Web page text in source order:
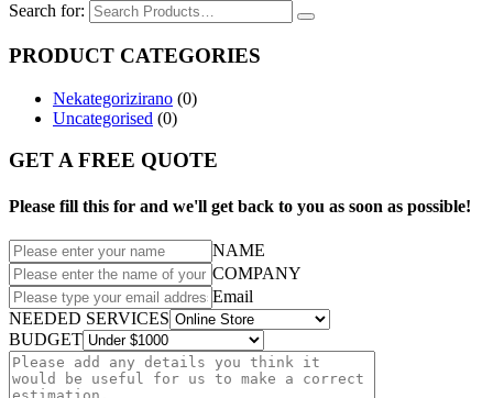
Search for:
PRODUCT CATEGORIES
Nekategorizirano (0)
Uncategorised (0)
GET A FREE QUOTE
Please fill this for and we'll get back to you as soon as possible!
NAME
COMPANY
Email
NEEDED SERVICES
BUDGET